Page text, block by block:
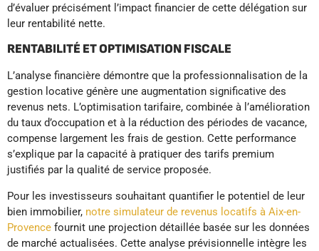
d’évaluer précisément l’impact financier de cette délégation sur
leur rentabilité nette.
RENTABILITÉ ET OPTIMISATION FISCALE
L’analyse financière démontre que la professionnalisation de la
gestion locative génère une augmentation significative des
revenus nets. L’optimisation tarifaire, combinée à l’amélioration
du taux d’occupation et à la réduction des périodes de vacance,
compense largement les frais de gestion. Cette performance
s’explique par la capacité à pratiquer des tarifs premium
justifiés par la qualité de service proposée.
Pour les investisseurs souhaitant quantifier le potentiel de leur
bien immobilier, notre simulateur de revenus locatifs à Aix-en-
Provence fournit une projection détaillée basée sur les données
de marché actualisées. Cette analyse prévisionnelle intègre les